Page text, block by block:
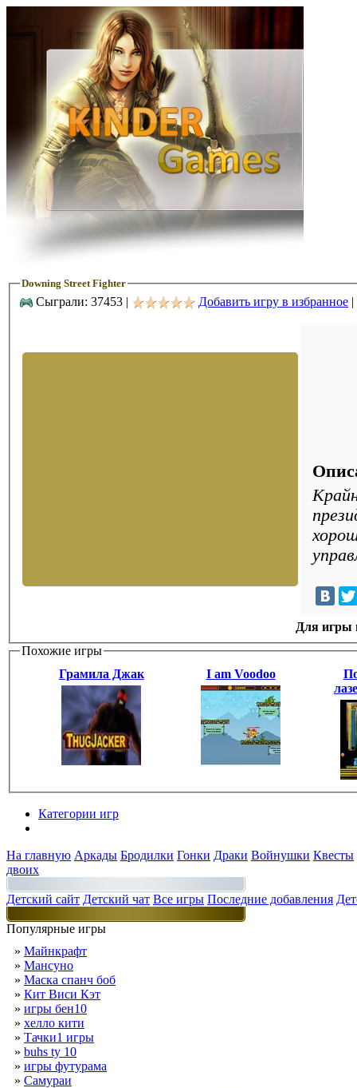
Downing Street Fighter
Сыграли: 37453 | Добавить игру в избранное |
Для игры
Похожие игры
Грамила Джак
I am Voodoo
Категории игр
На главную Аркады Бродилки Гонки Драки Войнушки Квесты
двоих
Детский сайт Детский чат Все игры Последние добавления
Популярные игры
» Майнкрафт
» Мансуно
» Маска спанч боб
» Кит Виси Кэт
» игры бен10
» хелло кити
» Тачки1 игры
» buhs ty 10
» игры футурама
» Самураи